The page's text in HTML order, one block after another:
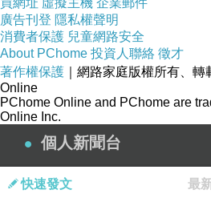
買網址 虛擬主機 企業郵件
廣告刊登 隱私權聲明
消費者保護 兒童網路安全
About PChome 投資人聯絡 徵才
著作權保護 ｜網路家庭版權所有、轉
Online
PChome Online and PChome are
Online Inc.
個人新聞台
快速發文 最